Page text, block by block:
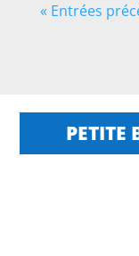
« Entrées
PETITE